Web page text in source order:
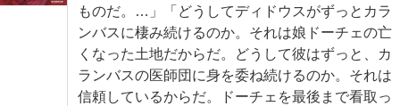
ものだ。…」「どうしてディドウスがずっとカラ
ンバスに棲み続けるのか。それは娘ドーチェの亡
くなった土地だからだ。どうして彼はずっと、カ
ランバスの医師団に身を委ね続けるのか。それは
信頼しているからだ。ドーチェを最後まで看取っ